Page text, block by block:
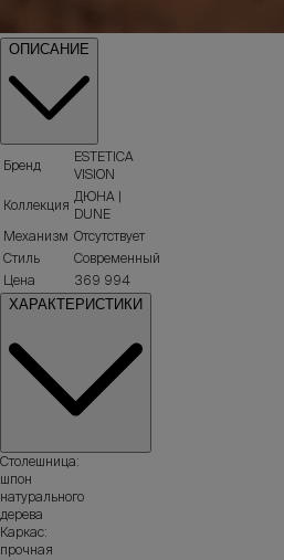
ОПИСАНИЕ
Бренд
ESTETICA
VISION
Коллекция
ДЮНА |
DUNE
Механизм Отсутствует
Стиль
Современный
Цена
369 994
ХАРАКТЕРИСТИКИ
Столешница:
шпон
натурального
дерева
Каркас:
прочная